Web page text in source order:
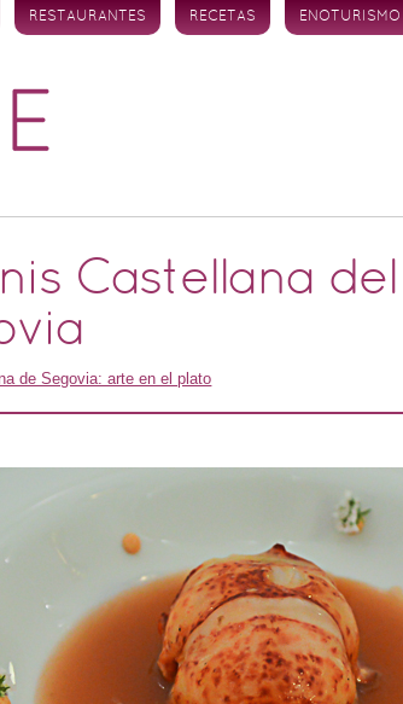
RESTAURANTES RECETAS ENOTURISMO
Castellana
de Segovia: arte en el plato